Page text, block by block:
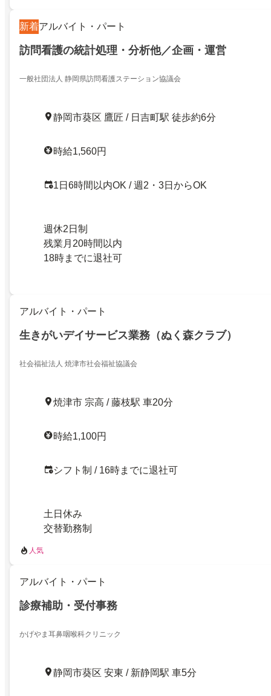
新着アルバイト・パート
訪問看護の統計処理・分析他／企画・運営
一般社団法人 静岡県訪問看護ステーション協議会
静岡市葵区 鷹匠 / 日吉町駅 徒歩約6分
時給1,560円
1日6時間以内OK / 週2・3日からOK
週休2日制
残業月20時間以内
18時までに退社可
アルバイト・パート
生きがいデイサービス業務（ぬく森クラブ）
社会福祉法人 焼津市社会福祉協議会
焼津市 宗高 / 藤枝駅 車20分
時給1,100円
シフト制 / 16時までに退社可
土日休み
交替勤務制
人気
アルバイト・パート
診療補助・受付事務
かげやま耳鼻咽喉科クリニック
静岡市葵区 安東 / 新静岡駅 車5分